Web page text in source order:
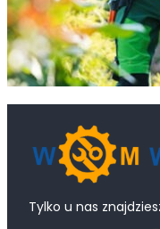
Tylko u nas